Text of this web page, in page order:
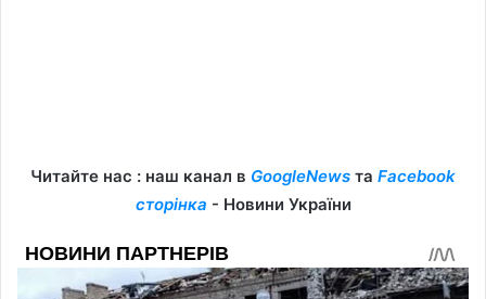
Читайте нас : наш канал в GoogleNews та Facebook
сторінка - Новини України